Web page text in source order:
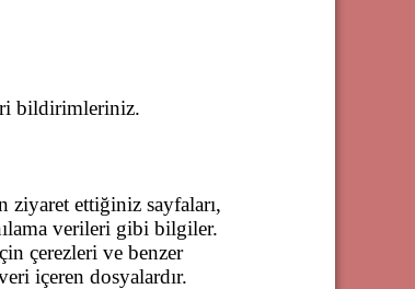
bildirimleriniz.
ziyaret ettiğiniz sayfaları,
verileri gibi bilgiler.
çerezleri ve benzer
içeren dosyalardır.